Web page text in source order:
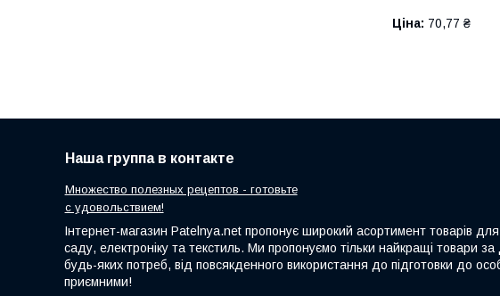
Ціна: 70,77 ₴
Наша группа в контакте
Множество полезных рецептов - готовьте
с удовольствием!
Інтернет-магазин Patelnya.net пропонує широкий асортимент товарів
саду, електроніку та текстиль. Ми пропонуємо тільки найкращі товари
будь-яких потреб, від повсякденного використання до підготовки до
приємними!